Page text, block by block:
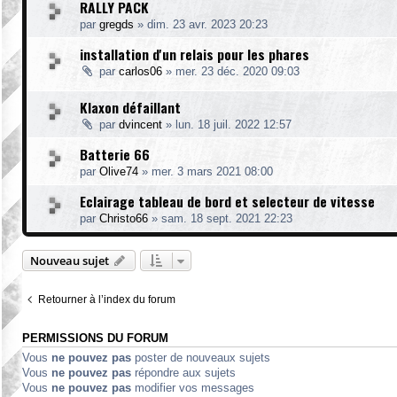
RALLY PACK
par gregds » dim. 23 avr. 2023 20:23
installation d'un relais pour les phares
par carlos06 » mer. 23 déc. 2020 09:03
Klaxon défaillant
par dvincent » lun. 18 juil. 2022 12:57
Batterie 66
par Olive74 » mer. 3 mars 2021 08:00
Eclairage tableau de bord et selecteur de vitesse
par Christo66 » sam. 18 sept. 2021 22:23
Nouveau sujet
Retourner à l’index du forum
PERMISSIONS DU FORUM
Vous ne pouvez pas poster de nouveaux sujets
Vous ne pouvez pas répondre aux sujets
Vous ne pouvez pas modifier vos messages